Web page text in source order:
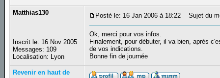
Matthias130
Inscrit le: 16 Nov 2005
Messages: 109
Localisation: Lyon
Posté le: 16 Jan 2006 à 18:22 Sujet du
Ok, merci pour vos infos.
Finalement, pour débuter, il va bien, après
de vos indications.
Bonne fin de journée
Revenir en haut de